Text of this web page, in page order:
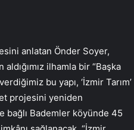
anlatan Önder Soyer,
ilhamla bir “Başka
bu yapı, ‘İzmir Tarım’
projesini yeniden
bağlı Bademler köyünde 45